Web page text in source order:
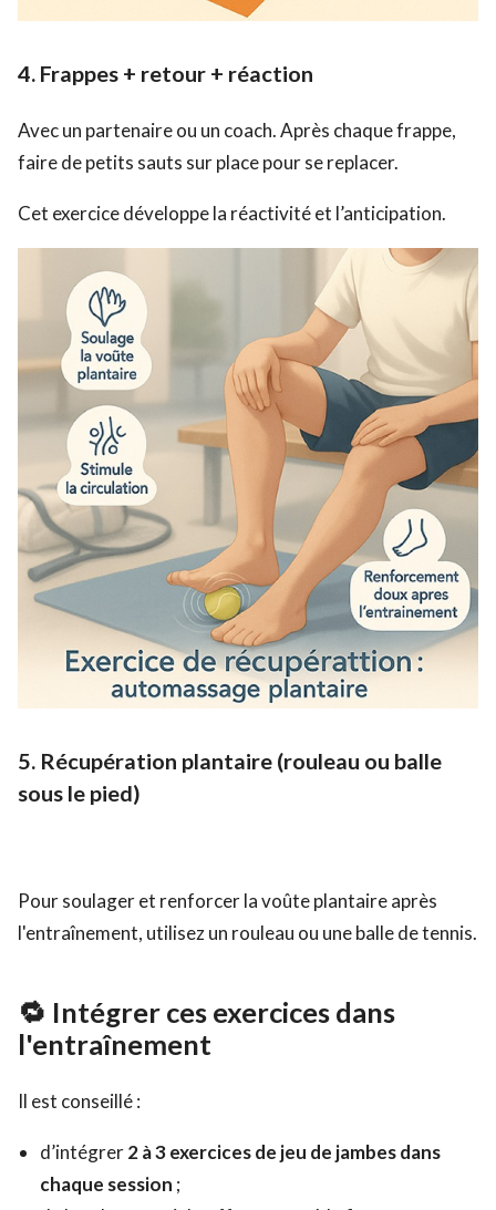
4. Frappes + retour + réaction
Avec un partenaire ou un coach. Après chaque frappe,
faire de petits sauts sur place pour se replacer.
Cet exercice développe la réactivité et l’anticipation.
5. Récupération plantaire (rouleau ou balle
sous le pied)
Pour soulager et renforcer la voûte plantaire après
l'entraînement, utilisez un rouleau ou une balle de tennis.
🔁 Intégrer ces exercices dans
l'entraînement
Il est conseillé :
d’intégrer2 à 3 exercices de jeu de jambes dans
chaque session ;